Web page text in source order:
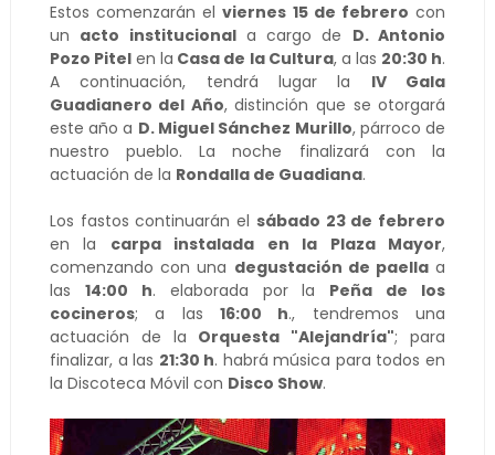
Estos comenzarán elviernes 15 de febrero con
un acto institucionala cargo de D. Antonio
Pozo Pitel en la Casa de la Cultura, a las 20:30 h.
A continuación, tendrá lugar la IV Gala
Guadianero del Año, distinción que se otorgará
este año a D. Miguel Sánchez Murillo, párroco de
nuestro pueblo. La noche finalizará con la
actuación de la Rondalla de Guadiana.
Los fastos continuarán el sábado 23 de febrero
en la carpa instalada en la Plaza Mayor,
comenzando con una degustación de paellaa
las 14:00 h. elaborada por la Peña de los
cocineros; a las 16:00 h., tendremos una
actuación de la Orquesta "Alejandría"; para
finalizar, a las 21:30 h. habrá música para todos en
la Discoteca Móvil con Disco Show.